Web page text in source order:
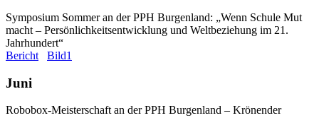
Symposium Sommer an der PPH Burgenland: „Wenn Schule Mut
macht – Persönlichkeitsentwicklung und Weltbeziehung im 21.
Jahrhundert“
Bericht
Bild1
Juni
Robobox-Meisterschaft an der PPH Burgenland – Krönender